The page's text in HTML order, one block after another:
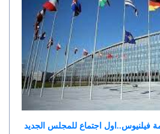
فيلنيوس..اول اجتماع للمجلس الجديد